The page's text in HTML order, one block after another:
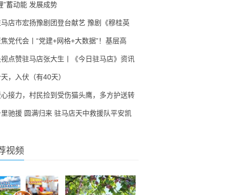
”蓄动能 发展成势
店市宏扬豫剧团登台献艺 豫剧《穆桂英
党代会丨“党建+网格+大数据”！基层高
点赞驻马店张大生丨《今日驻马店》资讯
，入伏（有40天）
接力，村民捡到受伤猫头鹰，多方护送转
驰援 圆满归来 驻马店天中救援队平安凯
视频